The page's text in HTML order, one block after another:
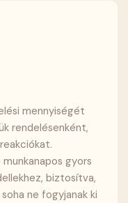
mennyiségét
rendelésenként,
gyors
biztosítva,
ne fogyjanak ki